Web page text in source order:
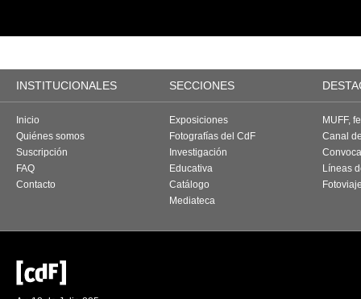
INSTITUCIONALES SECCIONES
Inicio
Quiénes somos
Suscripción
FAQ
Contacto
Exposiciones
Fotografías del CdF
Investigación
Educativa
Catálogo
Mediateca
MUFF,
Canal
Líneas